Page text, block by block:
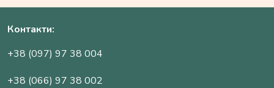
Контакти:
+38 (097) 97 38 004
+38 (066) 97 38 002